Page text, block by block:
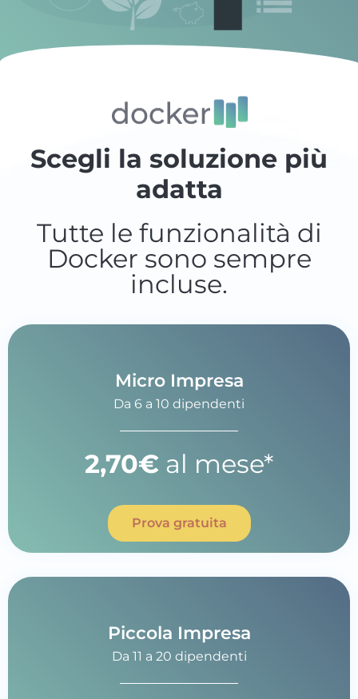
Scegli la soluzione più
adatta
Tutte le funzionalità di
Docker sono sempre
incluse.
Micro Impresa
Da 6 a 10 dipendenti
2,70€ al mese*
Prova gratuita
Piccola Impresa
Da 11 a 20 dipendenti